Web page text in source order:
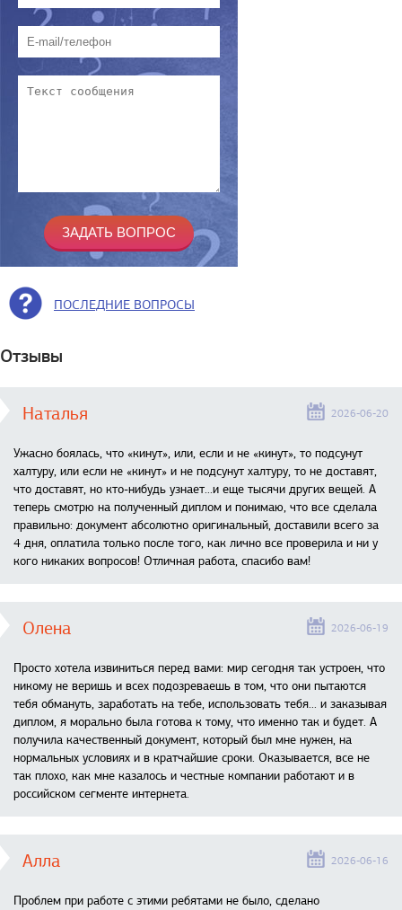
ПОСЛЕДНИЕ ВОПРОСЫ
Отзывы
Наталья 2026-06-20
Ужасно боялась, что «кинут», или, если и не «кинут», то подсунут
халтуру, или если не «кинут» и не подсунут халтуру, то не доставят,
что доставят, но кто-нибудь узнает...и еще тысячи других вещей. А
теперь смотрю на полученный диплом и понимаю, что все сделала
правильно: документ абсолютно оригинальный, доставили всего за
4 дня, оплатила только после того, как лично все проверила и ни у
кого никаких вопросов! Отличная работа, спасибо вам!
Олена 2026-06-19
Просто хотела извиниться перед вами: мир сегодня так устроен, что
никому не веришь и всех подозреваешь в том, что они пытаются
тебя обмануть, заработать на тебе, использовать тебя... и заказывая
диплом, я морально была готова к тому, что именно так и будет. А
получила качественный документ, который был мне нужен, на
нормальных условиях и в кратчайшие сроки. Оказывается, все не
так плохо, как мне казалось и честные компании работают и в
российском сегменте интернета.
Алла 2026-06-16
Проблем при работе с этими ребятами не было, сделано